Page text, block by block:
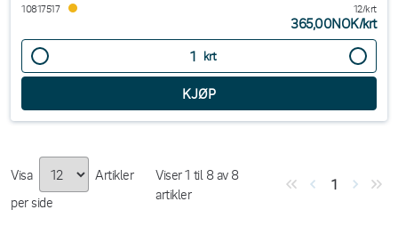
10817517 12/krt
365,00NOK/krt
krt
Visa
Artikler
per side
Viser1 til 8av 8
artikler
1